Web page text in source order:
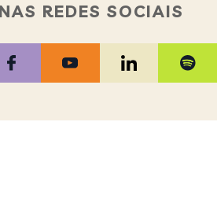
REDES SOCIAIS